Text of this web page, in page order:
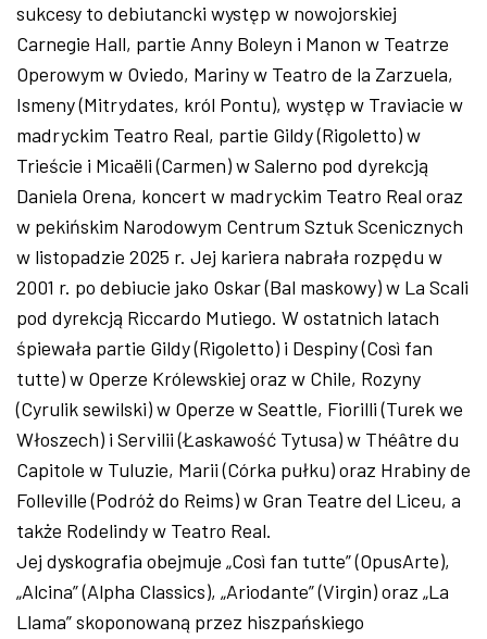
sukcesy to debiutancki występ w nowojorskiej
Carnegie Hall, partie Anny Boleyn i Manon w Teatrze
Operowym w Oviedo, Mariny w Teatro de la Zarzuela,
Ismeny (Mitrydates, król Pontu), występ w Traviacie w
madryckim Teatro Real, partie Gildy (Rigoletto) w
Trieście i Micaëli (Carmen) w Salerno pod dyrekcją
Daniela Orena, koncert w madryckim Teatro Real oraz
w pekińskim Narodowym Centrum Sztuk Scenicznych
w listopadzie 2025 r. Jej kariera nabrała rozpędu w
2001 r. po debiucie jako Oskar (Bal maskowy) w La Scali
pod dyrekcją Riccardo Mutiego. W ostatnich latach
śpiewała partie Gildy (Rigoletto) i Despiny (Così fan
tutte) w Operze Królewskiej oraz w Chile, Rozyny
(Cyrulik sewilski) w Operze w Seattle, Fiorilli (Turek we
Włoszech) i Servilii (Łaskawość Tytusa) w Théâtre du
Capitole w Tuluzie, Marii (Córka pułku) oraz Hrabiny de
Folleville (Podróż do Reims) w Gran Teatre del Liceu, a
także Rodelindy w Teatro Real.
Jej dyskografia obejmuje „Così fan tutte” (OpusArte),
„Alcina” (Alpha Classics), „Ariodante” (Virgin) oraz „La
Llama” skoponowaną przez hiszpańskiego